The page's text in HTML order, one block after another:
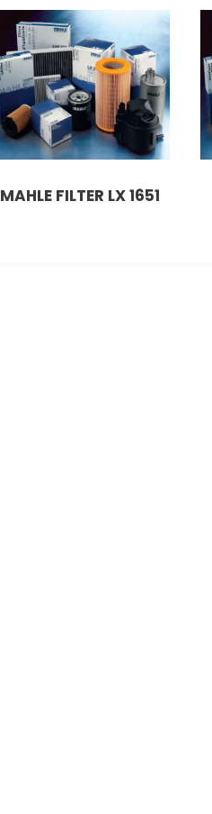
MAHLE FILTER LX 1651